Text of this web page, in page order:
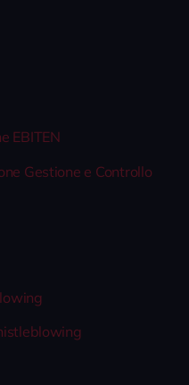
EBITEN
Gestione e Controllo